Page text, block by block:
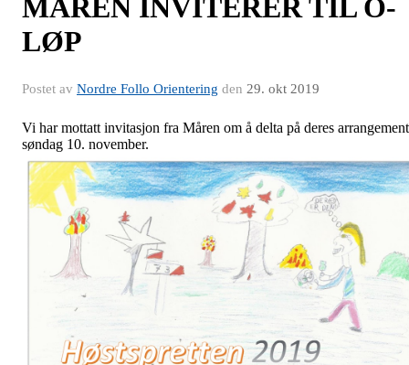
MÅREN INVITERER TIL O-
LØP
Postet av Nordre Follo Orientering den 29. okt 2019
Vi har mottatt invitasjon fra Måren om å delta på deres arrangement
søndag 10. november.